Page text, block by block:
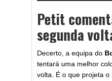
Petit
segunda
Decerto, a equipa do
tentará uma melhor
volta. É o que projeta